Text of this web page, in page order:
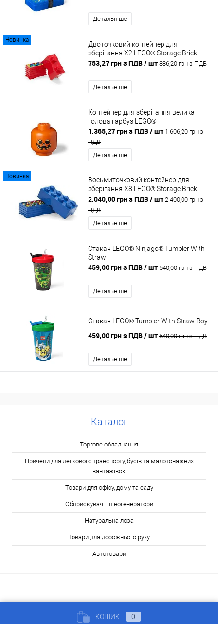
Детальніше
Новинка
Двоточковий контейнер для
зберігання Х2 LEGO® Storage Brick
753,27 грн з ПДВ/ шт 886,20 грн з ПДВ
Детальніше
Контейнер для зберігання велика
голова гарбуз LEGO®
1.365,27 грн з ПДВ/ шт 1.606,20 грн з
ПДВ
Детальніше
Новинка
Восьмиточковий контейнер для
зберігання Х8 LEGO® Storage Brick
BLUE
2.040,00 грн з ПДВ/ шт 2.400,00 грн з
ПДВ
Детальніше
Стакан LEGO® Ninjago® Tumbler With
Straw
459,00 грн з ПДВ/ шт 540,00 грн з ПДВ
Детальніше
Стакан LEGO® Tumbler With Straw Boy
459,00 грн з ПДВ/ шт 540,00 грн з ПДВ
Детальніше
Каталог
Торгове обладнання
Причепи для легкового транспорту, бусів та малотонажних
вантажівок
Товари для офісу, дому та саду
Обприскувачі і піногенератори
Натуральна лоза
Товари для дорожнього руху
Автотовари
КОШИК 0